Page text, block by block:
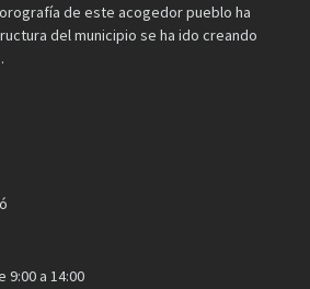
de este acogedor pueblo ha
del municipio se ha ido creando
9:00 a 14:00